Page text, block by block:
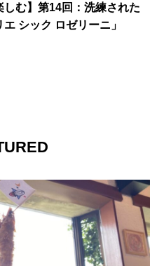
しむ】第14回：洗練された
シック ロゼリーニ」